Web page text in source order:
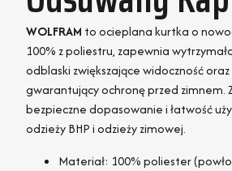
WOLFRAM to ocieplana kurtka o
100% z poliestru, zapewnia
odblaski zwiększające widoczność
gwarantujący ochronę przed
bezpieczne dopasowanie i łatwość
odzieży BHP i odzieży zimowej.
Materiał: 100% poliester